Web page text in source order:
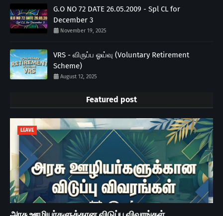
G.O NO 72 DATE 26.05.2009 - Spl CL for
December 3
November 19, 2025
VRS - விருப்ப ஓய்வு (Voluntary Retirement
Scheme)
August 12, 2025
Featured post
LEAVE